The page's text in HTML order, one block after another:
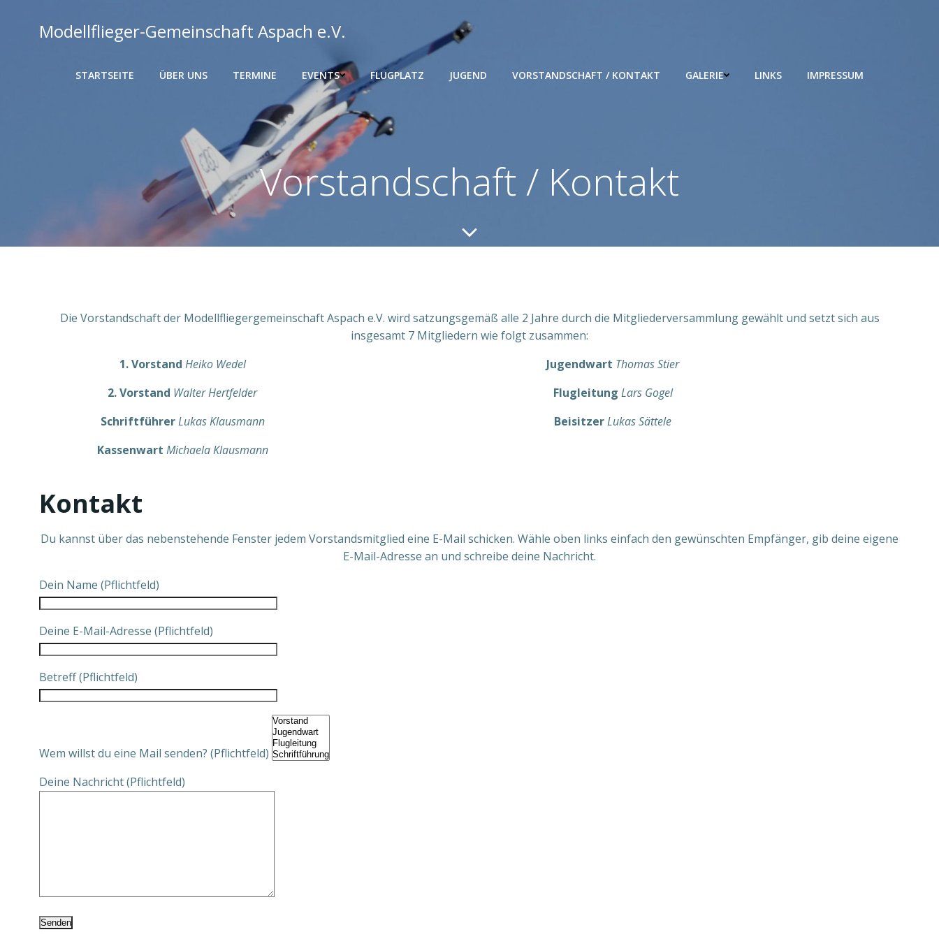
springenModellflieger-Gemeinschaft Aspach e.V.
STARTSEITE ÜBER UNS TERMINE EVENTS FLUGPLATZ JUGEND VORSTANDSCHAFT / KONTAKT GALERIE LINKS IMPRESSUM
Vorstandschaft / Kontakt
Die Vorstandschaft der Modellfliegergemeinschaft Aspach e.V. wird satzungsgemäß alle 2 Jahre durch die Mitgliederversammlung gewählt und setzt sich aus
insgesamt 7 Mitgliedern wie folgt zusammen:
1. Vorstand Heiko Wedel
2. Vorstand Walter Hertfelder
SchriftführerLukas Klausmann
Kassenwart Michaela Klausmann
Jugendwart Thomas Stier
Flugleitung Lars Gogel
BeisitzerLukas Sättele
Kontakt
Du kannst über das nebenstehende Fenster jedem Vorstandsmitglied eine E-Mail schicken. Wähle oben links einfach den gewünschten Empfänger, gib deine eigene
E-Mail-Adresse an und schreibe deine Nachricht.
Dein Name (Pflichtfeld)
Deine E-Mail-Adresse (Pflichtfeld)
Betreff (Pflichtfeld)
Wem willst du eine Mail senden? (Pflichtfeld)
Deine Nachricht (Pflichtfeld)